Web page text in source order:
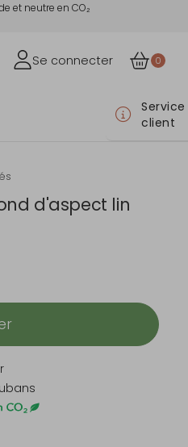
et neutre en CO₂
Se connecter 0
Service
client
d'aspect lin